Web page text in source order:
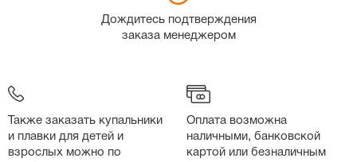
Дождитесь подтверждения
заказа менеджером
Также заказать купальники
и плавки для детей и
взрослых можно по
Оплата возможна
наличными, банковской
картой или безналичным